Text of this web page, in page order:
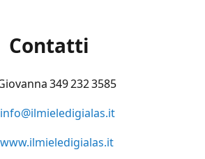
Contatti
349 232 3585
info@ilmieledigialas.it
www.ilmieledigialas.it